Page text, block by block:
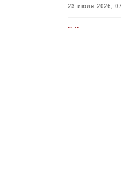
23 июля 2026,
В Кирове